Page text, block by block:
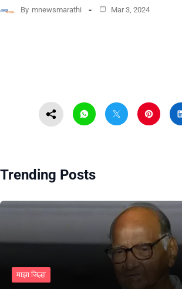
By mnewsmarathi Mar 3, 2024
Trending Posts
माझा जिल्हा